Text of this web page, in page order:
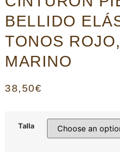
BELLIDO
TONOS
MARINO
38,50€
Talla